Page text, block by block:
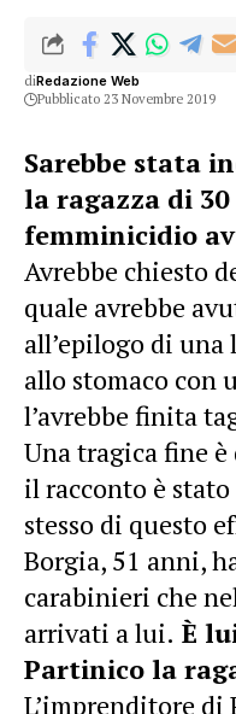
diRedazione Web
Pubblicato 23 Novembre 2019
Sarebbe stata
la ragazza di
femminicidio
Avrebbe chiesto
quale avrebbe
all’epilogo di
allo stomaco con
l’avrebbe finita
Una tragica fine
il racconto è stato
stesso di questo
Borgia, 51 anni,
carabinieri che
arrivati a lui. È
Partinico la
L’imprenditore